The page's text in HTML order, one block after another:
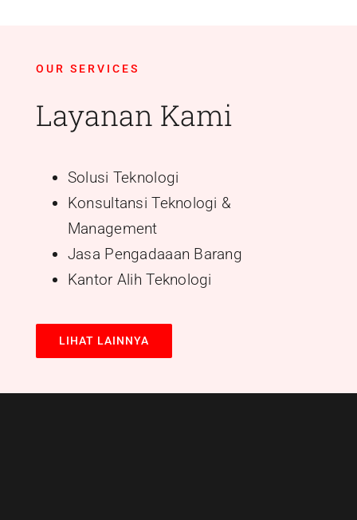
OUR SERVICES
Layanan Kami
Solusi Teknologi
Konsultansi Teknologi &
Management
Jasa Pengadaaan Barang
Kantor Alih Teknologi
LIHAT LAINNYA